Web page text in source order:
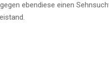
ebendiese einen